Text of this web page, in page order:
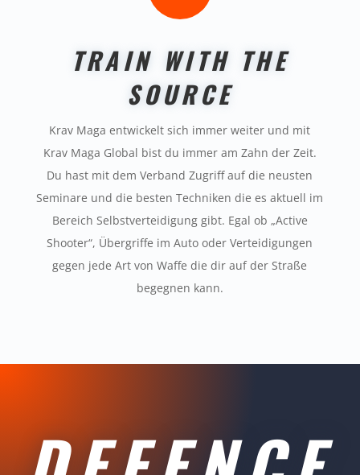
TRAIN WITH THE
SOURCE
Krav Maga entwickelt sich immer weiter und mit
Krav Maga Global bist du immer am Zahn der Zeit.
Du hast mit dem Verband Zugriff auf die neusten
Seminare und die besten Techniken die es aktuell im
Bereich Selbstverteidigung gibt. Egal ob „Active
Shooter“, Übergriffe im Auto oder Verteidigungen
gegen jede Art von Waffe die dir auf der Straße
begegnen kann.